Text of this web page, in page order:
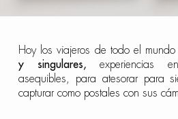
Hoy los viajeros de todo el
y singulares, experiencias
asequibles, para atesorar para
capturar como postales con sus